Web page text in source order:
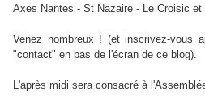
Axes Nantes - St Nazaire - Le Croisic et
Venez nombreux ! (et inscrivez-vous
"contact" en bas de l'écran de ce blog).
L'après midi sera consacré à